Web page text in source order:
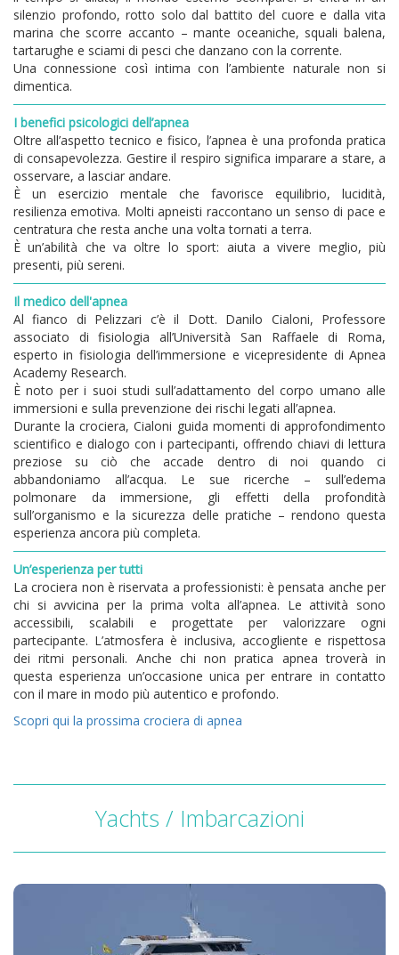
silenzio profondo, rotto solo dal battito del cuore e dalla vita
marina che scorre accanto – mante oceaniche, squali balena,
tartarughe e sciami di pesci che danzano con la corrente.
Una connessione così intima con l’ambiente naturale non si
dimentica.
I benefici psicologici dell’apnea
Oltre all’aspetto tecnico e fisico, l’apnea è una profonda pratica
di consapevolezza. Gestire il respiro significa imparare a stare, a
osservare, a lasciar andare.
È un esercizio mentale che favorisce equilibrio, lucidità,
resilienza emotiva. Molti apneisti raccontano un senso di pace e
centratura che resta anche una volta tornati a terra.
È un’abilità che va oltre lo sport: aiuta a vivere meglio, più
presenti, più sereni.
Il medico dell'apnea
Al fianco di Pelizzari c’è il Dott. Danilo Cialoni, Professore
associato di fisiologia all’Università San Raffaele di Roma,
esperto in fisiologia dell’immersione e vicepresidente di Apnea
Academy Research.
È noto per i suoi studi sull’adattamento del corpo umano alle
immersioni e sulla prevenzione dei rischi legati all’apnea.
Durante la crociera, Cialoni guida momenti di approfondimento
scientifico e dialogo con i partecipanti, offrendo chiavi di lettura
preziose su ciò che accade dentro di noi quando ci
abbandoniamo all’acqua. Le sue ricerche – sull’edema
polmonare da immersione, gli effetti della profondità
sull’organismo e la sicurezza delle pratiche – rendono questa
esperienza ancora più completa.
Un’esperienza per tutti
La crociera non è riservata a professionisti: è pensata anche per
chi si avvicina per la prima volta all’apnea. Le attività sono
accessibili, scalabili e progettate per valorizzare ogni
partecipante. L’atmosfera è inclusiva, accogliente e rispettosa
dei ritmi personali. Anche chi non pratica apnea troverà in
questa esperienza un’occasione unica per entrare in contatto
con il mare in modo più autentico e profondo.
Scopri qui la prossima crociera di apnea
Yachts / Imbarcazioni